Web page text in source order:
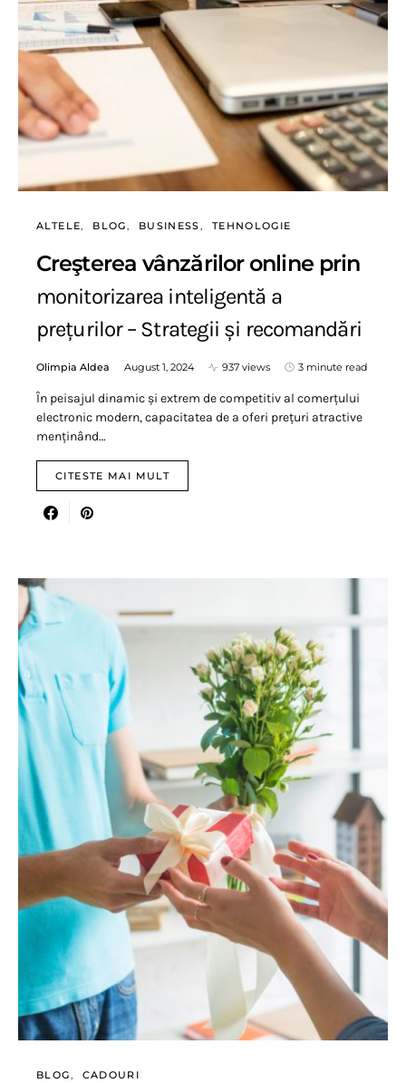
ALTELE BLOG BUSINESS TEHNOLOGIE
Creşterea vânzărilor online prin
monitorizarea inteligentă a
prețurilor – Strategii și recomandări
Olimpia Aldea August 1, 2024 937 views 3 minute read
În peisajul dinamic și extrem de competitiv al comerțului
electronic modern, capacitatea de a oferi prețuri atractive
menținând…
CITESTE MAI MULT
BLOG CADOURI